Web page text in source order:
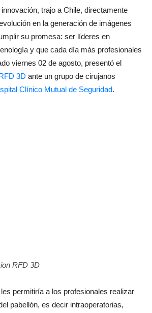
trajo a Chile, directamente
en la generación de imágenes
su promesa: ser líderes en
y que cada día más profesionales
viernes 02 de agosto, presentó el
3D ante un grupo de cirujanos
Clínico Mutual de Seguridad.
RFD 3D
permitiría a los profesionales realizar
pabellón, es decir intraoperatorias,